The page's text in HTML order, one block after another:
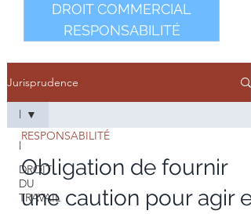
DROIT COMMERCIAL
RESPONSABILITÉ
Jurisprudence
l
DROIT
DU
TRAVAIL
l
RESPONSABILITÉ
Obligation de fournir
une caution pour agir